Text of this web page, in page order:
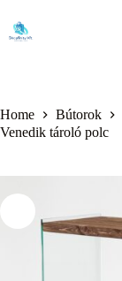
content
Home Bútorok
Venedik tároló polc